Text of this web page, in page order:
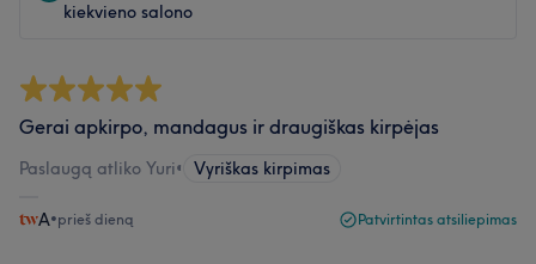
kiekvieno salono
Gerai apkirpo, mandagus ir draugiškas kirpėjas
Paslaugą atliko Yuri• Vyriškas kirpimas
A•prieš dieną Patvirtintas atsiliepimas